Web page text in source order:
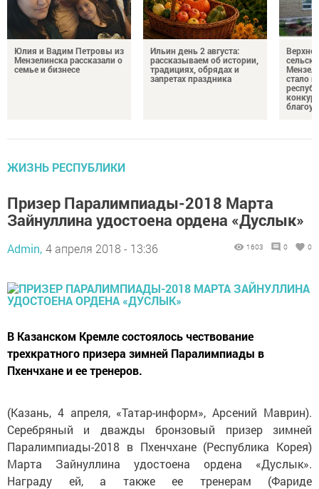
Юлия и Вадим Петровы из
Мензелинска рассказали о
семье и бизнесе
Ильин день 2 августа:
рассказываем об истории,
традициях, обрядах и
запретах праздника
стало
ЖИЗНЬ РЕСПУБЛИКИ
Призер Паралимпиады-2018 Марта
Зайнуллина удостоена ордена «Дуслык»
Admin, 4 апреля 2018 - 13:36 1603 0 0
В Казанском Кремле состоялось чествование
трехкратного призера зимней Паралимпиады в
Пхенчхане и ее тренеров.
(Казань, 4 апреля, «Татар-информ», Арсений Маврин).
Серебряный и дважды бронзовый призер зимней
Паралимпиады-2018 в Пхенчхане (Республика Корея)
Марта Зайнуллина удостоена ордена «Дуслык».
Награду ей, а также ее тренерам (Фариде